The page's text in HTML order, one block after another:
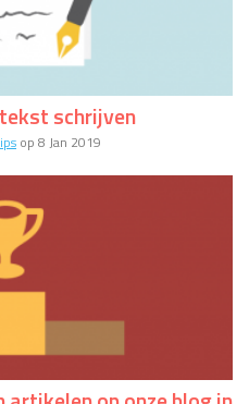
schrijven
op 8 Jan 2019